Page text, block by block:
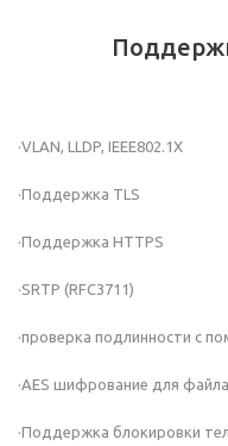
·VLAN, LLDP, IEEE802.1X
·Поддержка TLS
·Поддержка HTTPS
·SRTP (RFC3711)
·проверка подлинности с
·AES шифрование для
·Поддержка блокировки